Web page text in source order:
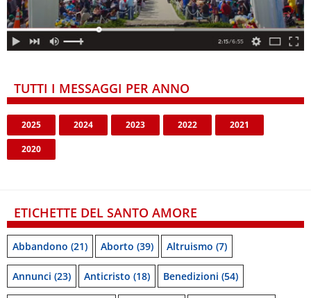
TUTTI I MESSAGGI PER ANNO
2025 2024 2023 2022 2021
2020
ETICHETTE DEL SANTO AMORE
Abbandono (21) Aborto (39) Altruismo (7)
Annunci (23) Anticristo (18) Benedizioni (54)